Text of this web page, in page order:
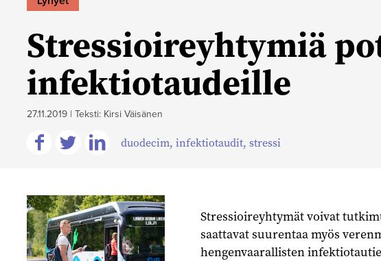
Stressioireyhtymiä
infektiotaudeille
27.11.2019 | Teksti: Kirsi Väisänen
Facebookissa
Twitterissä
Linkedinissä
duodecim, infektiotaudit, stressi
Stressioireyhtymät voivat
saattavat suurentaa myös
hengenvaarallisten